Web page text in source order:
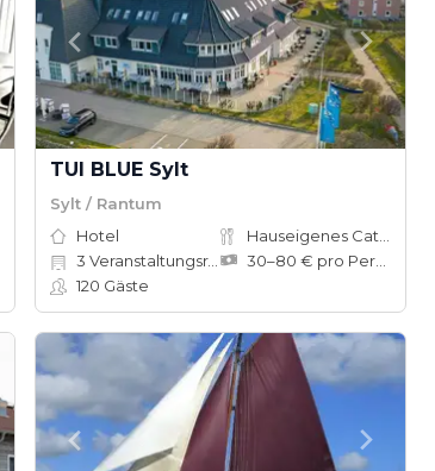
TUI BLUE Sylt
Sylt / Rantum
Hotel
3 Veranstaltungsräume
120 Gäste